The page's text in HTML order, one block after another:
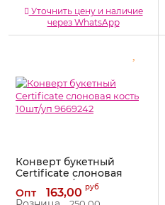
Уточнить цену и наличие
через WhatsApp
Конверт букетный
Certificate слоновая
кость 10шт/уп 9669242
Артикул: 9669242
Опт 163,00 руб